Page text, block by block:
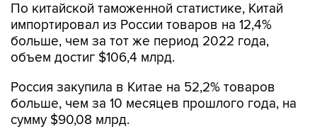
По китайской таможенной статистике, Китай
импортировал из России товаров на 12,4%
больше, чем за тот же период 2022 года,
объем достиг $106,4 млрд.
Россия закупила в Китае на 52,2% товаров
больше, чем за 10 месяцев прошлого года, на
сумму $90,08 млрд.